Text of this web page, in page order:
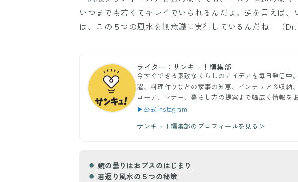
いつまでも若くてキレイでいられるんだよ。逆を言えば
は、この５つの風水を無意識に実行しているんだね」（Dr.
ライター：サンキュ！編集部
今すぐできる素敵なくらしのアイデアを毎日発信中
濯、料理作りなどの家事の知恵、インテリア＆収納
コーデ、マナー、暮らし方の提案まで幅広く情報を
▶公式Instagram
サンキュ！編集部のプロフィールを見る＞
鏡の曇りはおブスのはじまり
若返り風水の５つの秘策